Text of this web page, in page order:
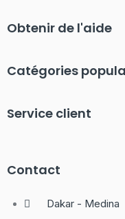
Obtenir de l'aide
Catégories
Service client
Contact
Dakar - Medina